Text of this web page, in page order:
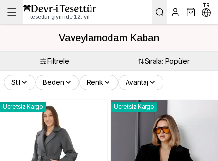
tesettür giyimde 12. yıl
TR
Vaveylamodam Kaban
Filtrele Sırala: Popüler
Stil Beden Renk Avantaj
Ücretsiz Kargo Ücretsiz Kargo